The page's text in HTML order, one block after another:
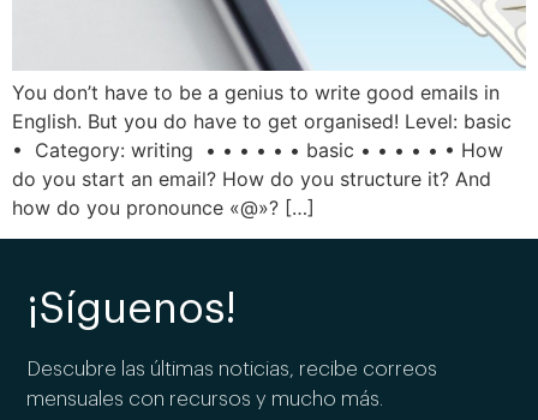
You don’t have to be a genius to write good emails in
English. But you do have to get organised! Level: basic
• Category: writing • • • • • • basic • • • • • • How
do you start an email? How do you structure it? And
how do you pronounce «@»? […]
¡Síguenos!
Descubre las últimas noticias, recibe correos
mensuales con recursos y mucho más.